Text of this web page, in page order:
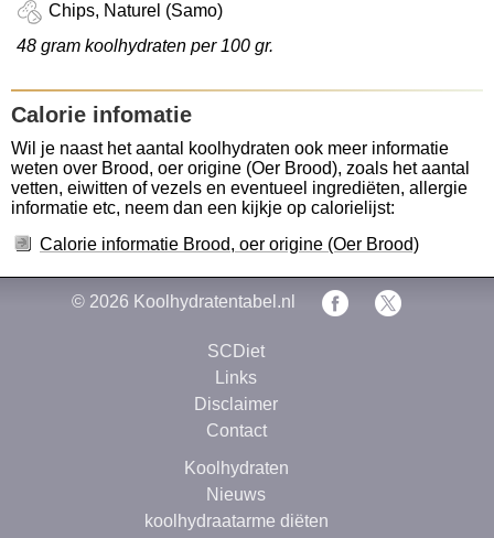
Chips, Naturel (Samo)
48 gram koolhydraten per 100 gr.
Calorie infomatie
Wil je naast het aantal koolhydraten ook meer informatie
weten over Brood, oer origine (Oer Brood), zoals het aantal
vetten, eiwitten of vezels en eventueel ingrediëten, allergie
informatie etc, neem dan een kijkje op calorielijst:
Calorie informatie Brood, oer origine (Oer Brood)
© 2026 Koolhydratentabel.nl
SCDiet
Links
Disclaimer
Contact
Koolhydraten
Nieuws
koolhydraatarme diëten